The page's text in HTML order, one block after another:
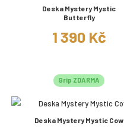
Deska Mystery Mystic
Butterfly
1 390 Kč
Grip ZDARMA
Deska Mystery Mystic Cow